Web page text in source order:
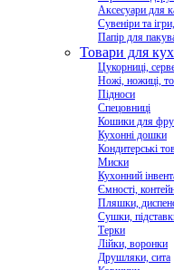
Аксесуари для
Сувеніри та
Папір для
Товари для
Цукорниці,
Ножі, ножиці,
Підноси
Спецовниці
Кошики для
Кухонні дошки
Кондитерські
Миски
Кухонний
Ємності,
Пляшки,
Сушки,
Терки
Лійки, воронки
Друшляки, сита